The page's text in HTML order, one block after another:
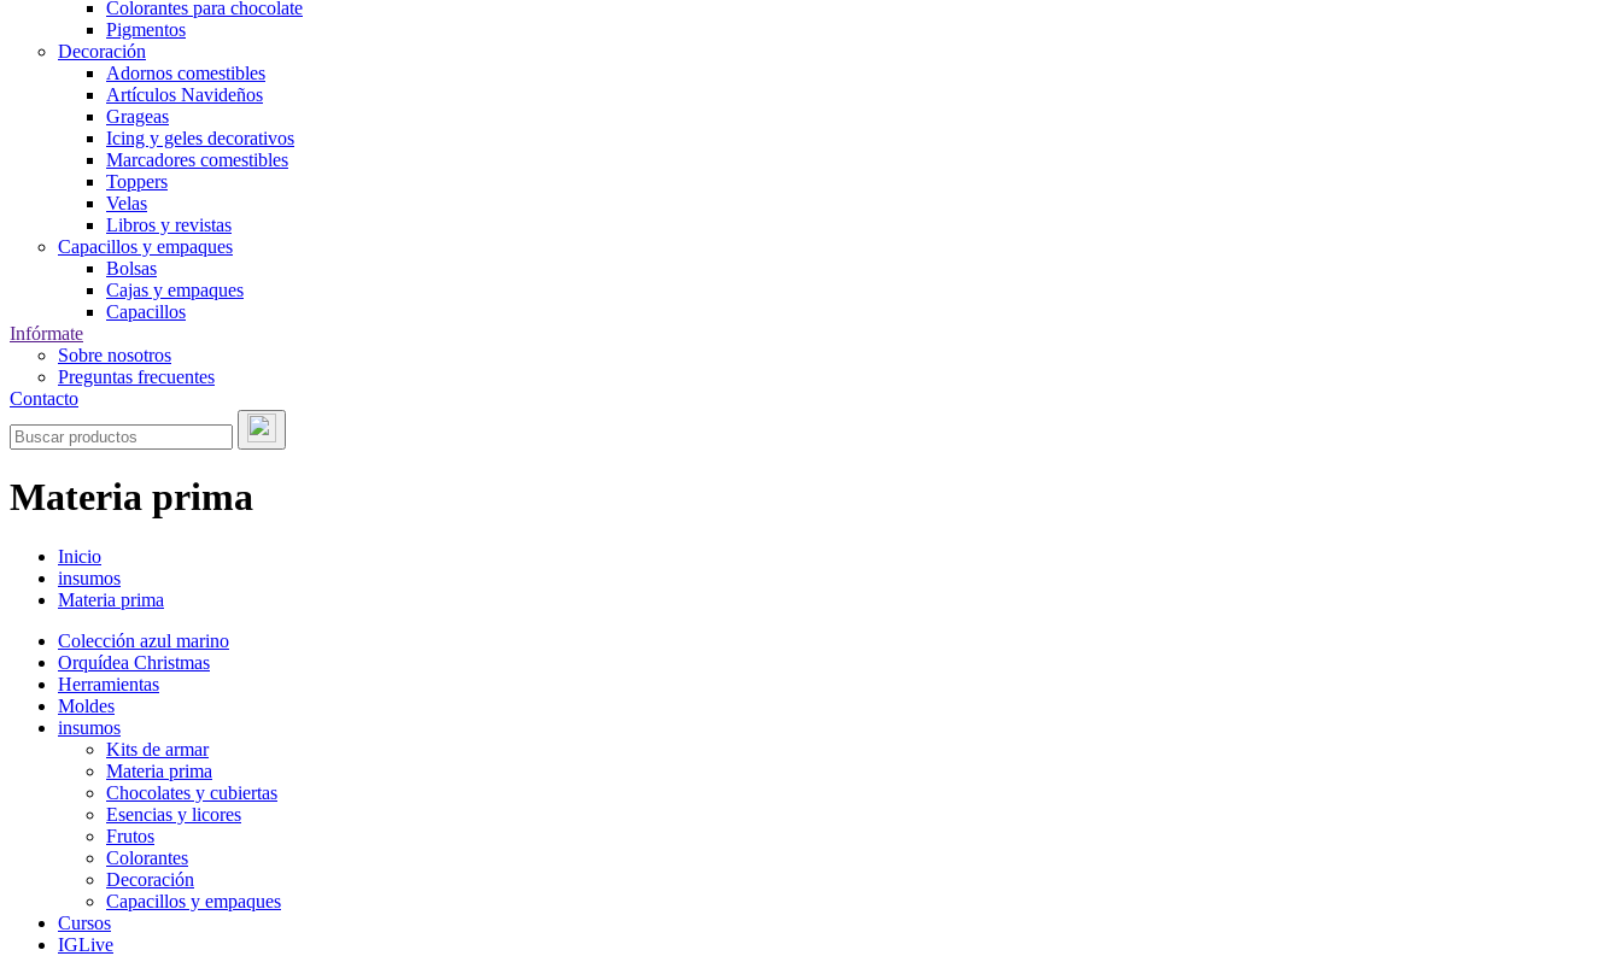
Colorantes para chocolate
Pigmentos
Decoración
Adornos comestibles
Artículos Navideños
Grageas
Icing y geles decorativos
Marcadores comestibles
Toppers
Velas
Libros y revistas
Capacillos y empaques
Bolsas
Cajas y empaques
Capacillos
Infórmate
Sobre nosotros
Preguntas frecuentes
Contacto
Materia prima
Inicio
insumos
Materia prima
Colección azul marino
Orquídea Christmas
Herramientas
Moldes
insumos
Kits de armar
Materia prima
Chocolates y cubiertas
Esencias y licores
Frutos
Colorantes
Decoración
Capacillos y empaques
Cursos
IGLive